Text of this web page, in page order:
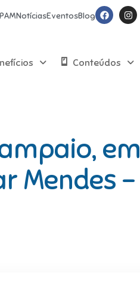
NotíciasEventosBlog
Conteúdos
em
Mendes –